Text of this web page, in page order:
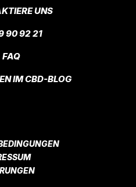
UNS
90 92 21
FAQ
IM CBD-BLOG